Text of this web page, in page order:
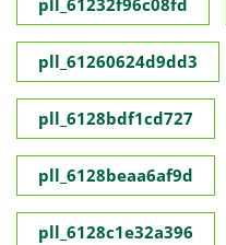
pll_61232f96c08fd
pll_61260624d9dd3
pll_6128bdf1cd727
pll_6128beaa6af9d
pll_6128c1e32a396